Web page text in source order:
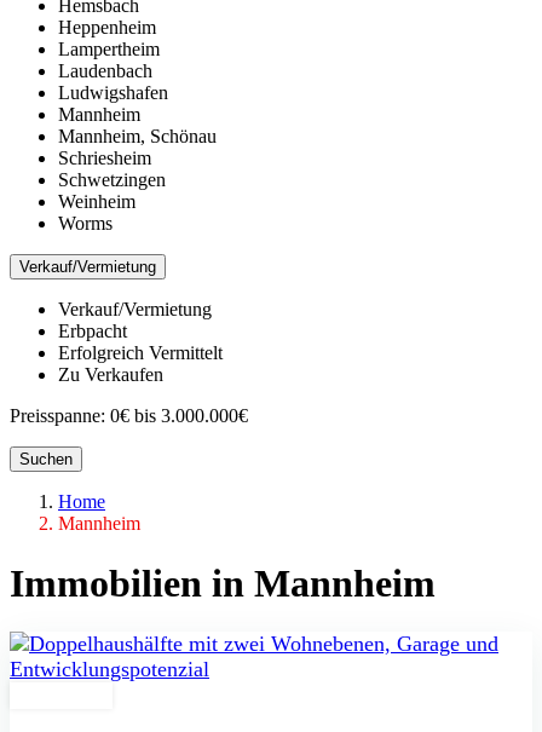
Hemsbach
Heppenheim
Lampertheim
Laudenbach
Ludwigshafen
Mannheim
Mannheim, Schönau
Schriesheim
Schwetzingen
Weinheim
Worms
Verkauf/Vermietung
Verkauf/Vermietung
Erbpacht
Erfolgreich Vermittelt
Zu Verkaufen
Preisspanne: 0€ bis 3.000.000€
Suchen
Home
Mannheim
Immobilien in Mannheim